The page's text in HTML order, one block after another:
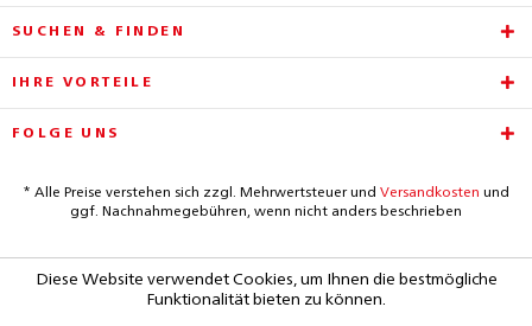
SUCHEN & FINDEN
IHRE VORTEILE
FOLGE UNS
* Alle Preise verstehen sich zzgl. Mehrwertsteuer und Versandkosten und
ggf. Nachnahmegebühren, wenn nicht anders beschrieben
Diese Website verwendet Cookies, um Ihnen die bestmögliche
Funktionalität bieten zu können.